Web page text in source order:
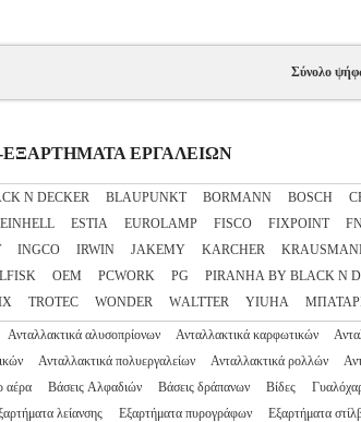
Σύνολο
ΕΞΑΡΤΗΜΑΤΑ ΕΡΓΑΛΕΙΩΝ
N DECKER BLAUPUNKT BORMANN BOSCH
EINHELL ESTIA EUROLAMP FISCO FIXPOINT
INGCO IRWIN JAKEMY KARCHER
OEM PCWORK PG PIRANHA BY BLACK N
TROTEC WONDER WΑLTTER YIUHA
Ανταλλακτικά αλυσοπρίονων Ανταλλακτικά καρφωτικών
Ανταλλακτικά πολυεργαλείων Ανταλλακτικά ρολλών
αέρα
Βάσεις Αλφαδιών Βάσεις δράπανων Βίδες
λείανσης Εξαρτήματα πυρογράφων Εξαρτήματα